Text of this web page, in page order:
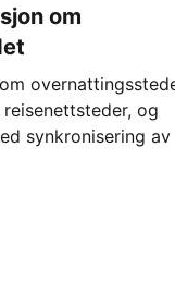
om
og
synkronisering av